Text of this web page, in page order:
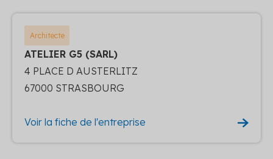
Architecte
ATELIER G5 (SARL)
4 PLACE D AUSTERLITZ
67000 STRASBOURG
Voir la fiche de l'entreprise